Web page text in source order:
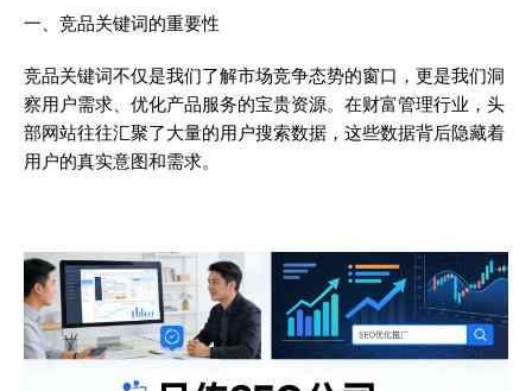
一、竞品关键词的重要性
竞品关键词不仅是我们了解市场竞争态势的窗口，更是我们洞
察用户需求、优化产品服务的宝贵资源。在财富管理行业，头
部网站往往汇聚了大量的用户搜索数据，这些数据背后隐藏着
用户的真实意图和需求。